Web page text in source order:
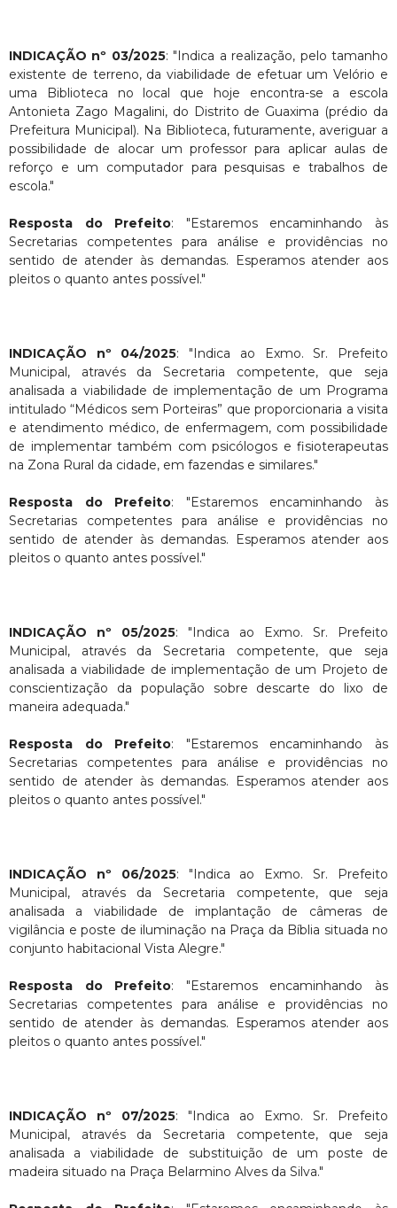
INDICAÇÃO nº 03/2025: "Indica a realização, pelo tamanho
existente de terreno, da viabilidade de efetuar um Velório e
uma Biblioteca no local que hoje encontra-se a escola
Antonieta Zago Magalini, do Distrito de Guaxima (prédio da
Prefeitura Municipal). Na Biblioteca, futuramente, averiguar a
possibilidade de alocar um professor para aplicar aulas de
reforço e um computador para pesquisas e trabalhos de
escola."
Resposta do Prefeito: "Estaremos encaminhando às
Secretarias competentes para análise e providências no
sentido de atender às demandas. Esperamos atender aos
pleitos o quanto antes possível."
INDICAÇÃO nº 04/2025: "Indica ao Exmo. Sr. Prefeito
Municipal, através da Secretaria competente, que seja
analisada a viabilidade de implementação de um Programa
intitulado “Médicos sem Porteiras” que proporcionaria a visita
e atendimento médico, de enfermagem, com possibilidade
de implementar também com psicólogos e fisioterapeutas
na Zona Rural da cidade, em fazendas e similares."
Resposta do Prefeito: "Estaremos encaminhando às
Secretarias competentes para análise e providências no
sentido de atender às demandas. Esperamos atender aos
pleitos o quanto antes possível."
INDICAÇÃO nº 05/2025: "Indica ao Exmo. Sr. Prefeito
Municipal, através da Secretaria competente, que seja
analisada a viabilidade de implementação de um Projeto de
conscientização da população sobre descarte do lixo de
maneira adequada."
Resposta do Prefeito: "Estaremos encaminhando às
Secretarias competentes para análise e providências no
sentido de atender às demandas. Esperamos atender aos
pleitos o quanto antes possível."
INDICAÇÃO nº 06/2025: "Indica ao Exmo. Sr. Prefeito
Municipal, através da Secretaria competente, que seja
analisada a viabilidade de implantação de câmeras de
vigilância e poste de iluminação na Praça da Bíblia situada no
conjunto habitacional Vista Alegre."
Resposta do Prefeito: "Estaremos encaminhando às
Secretarias competentes para análise e providências no
sentido de atender às demandas. Esperamos atender aos
pleitos o quanto antes possível."
INDICAÇÃO nº 07/2025: "Indica ao Exmo. Sr. Prefeito
Municipal, através da Secretaria competente, que seja
analisada a viabilidade de substituição de um poste de
madeira situado na Praça Belarmino Alves da Silva."